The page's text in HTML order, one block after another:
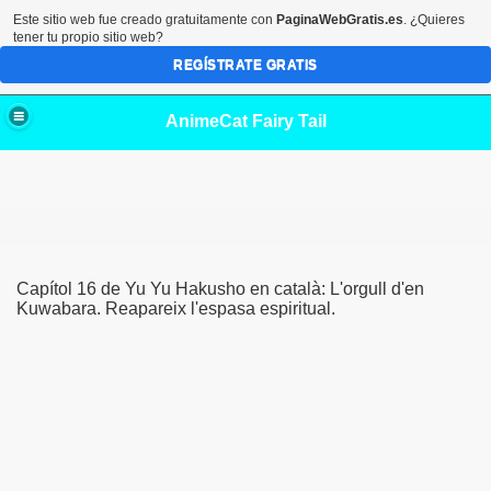
AnimeCat Fairy Tail
Capítol 16 de Yu Yu Hakusho en català: L'orgull d'en
Kuwabara. Reapareix l'espasa espiritual.
Este sitio web fue creado gratuitamente con PaginaWebGratis.es. ¿Quieres
tener tu propio sitio web?
REGÍSTRATE GRATIS